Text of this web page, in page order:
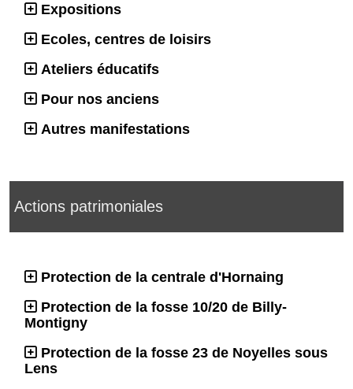
Expositions
Ecoles, centres de loisirs
Ateliers éducatifs
Pour nos anciens
Autres manifestations
Actions patrimoniales
Protection de la centrale d'Hornaing
Protection de la fosse 10/20 de Billy-
Montigny
Protection de la fosse 23 de Noyelles sous
Lens